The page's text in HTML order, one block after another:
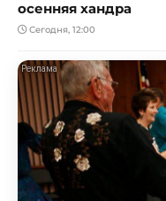
осенняя хандра
Сегодня, 12:00